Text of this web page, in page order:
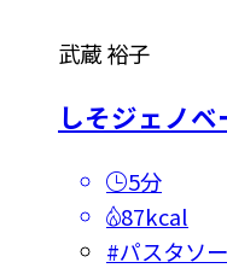
武蔵 裕子
しそジェノベ
5分
87kcal
#パスタソ